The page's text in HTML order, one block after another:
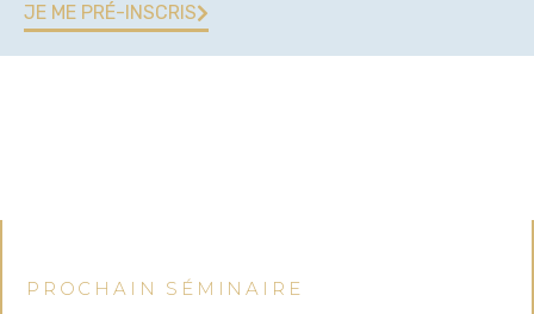
JE ME PRÉ-INSCRIS
PROCHAIN SÉMINAIRE